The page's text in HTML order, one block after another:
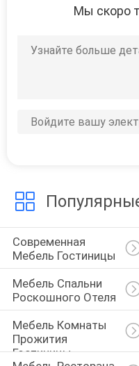
заказ
Мы скоро
Современная
Мебель Гостиницы
Мебель Спальни
Роскошного Отеля
Мебель Комнаты
Прожития
Гостиницы